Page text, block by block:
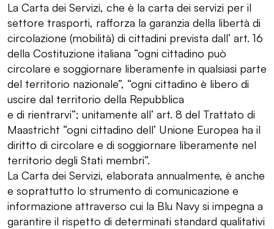
La Carta dei Servizi, che è la carta dei servizi per il
settore trasporti, rafforza la garanzia della libertà di
circolazione (mobilità) di cittadini prevista dall’ art. 16
della Costituzione italiana “ogni cittadino può
circolare e soggiornare liberamente in qualsiasi parte
del territorio nazionale”, “ogni cittadino è libero di
uscire dal territorio della Repubblica
e di rientrarvi”; unitamente all’ art. 8 del Trattato di
Maastricht “ogni cittadino dell’ Unione Europea ha il
diritto di circolare e di soggiornare liberamente nel
territorio degli Stati membri”.
La Carta dei Servizi, elaborata annualmente, è anche
e soprattutto lo strumento di comunicazione e
informazione attraverso cui la Blu Navy si impegna a
garantire il rispetto di determinati standard qualitativi